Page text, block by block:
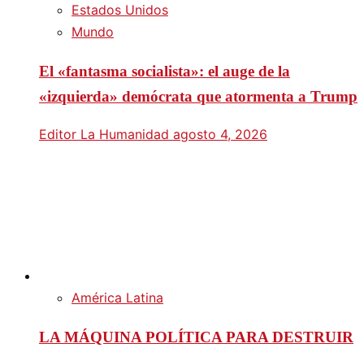
Estados Unidos
Mundo
El «fantasma socialista»: el auge de la
«izquierda» demócrata que atormenta a Trump
Editor La Humanidad agosto 4, 2026
América Latina
LA MÁQUINA POLÍTICA PARA DESTRUIR